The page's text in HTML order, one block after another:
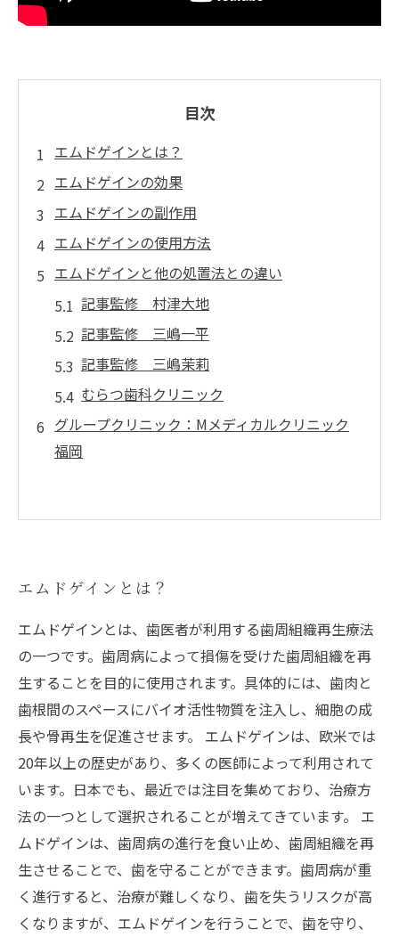
目次
エムドゲインとは？
エムドゲインの効果
エムドゲインの副作用
エムドゲインの使用方法
エムドゲインと他の処置法との違い
記事監修 村津大地
記事監修 三嶋一平
記事監修 三嶋茉莉
むらつ歯科クリニック
グループクリニック：Mメディカルクリニック
福岡
エムドゲインとは？
エムドゲインとは、歯医者が利用する歯周組織再生療法
の一つです。歯周病によって損傷を受けた歯周組織を再
生することを目的に使用されます。具体的には、歯肉と
歯根間のスペースにバイオ活性物質を注入し、細胞の成
長や骨再生を促進させます。 エムドゲインは、欧米では
20年以上の歴史があり、多くの医師によって利用されて
います。日本でも、最近では注目を集めており、治療方
法の一つとして選択されることが増えてきています。 エ
ムドゲインは、歯周病の進行を食い止め、歯周組織を再
生させることで、歯を守ることができます。歯周病が重
く進行すると、治療が難しくなり、歯を失うリスクが高
くなりますが、エムドゲインを行うことで、歯を守り、